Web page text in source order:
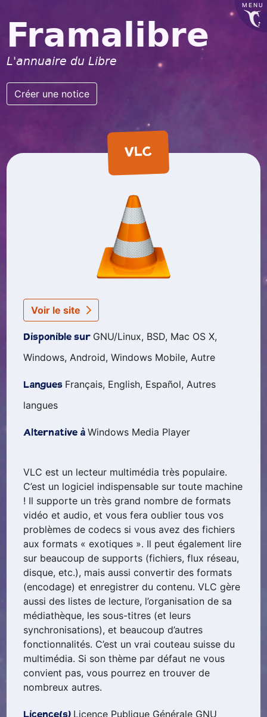
MENU
Framalibre
L'annuaire du Libre
Créer une notice
VLC
Voir le site
Disponible sur GNU/Linux, BSD, Mac OS X,
Windows, Android, Windows Mobile, Autre
Langues Français, English, Español, Autres
langues
Alternative à Windows Media Player
VLC est un lecteur multimédia très populaire.
C’est un logiciel indispensable sur toute machine
! Il supporte un très grand nombre de formats
vidéo et audio, et vous fera oublier tous vos
problèmes de codecs si vous avez des fichiers
aux formats « exotiques ». Il peut également lire
sur beaucoup de supports (fichiers, flux réseau,
disque, etc.), mais aussi convertir des formats
(encodage) et enregistrer du contenu. VLC gère
aussi des listes de lecture, l’organisation de sa
médiathèque, les sous-titres (et leurs
synchronisations), et beaucoup d’autres
fonctionnalités. C’est un vrai couteau suisse du
multimédia. Si son thème par défaut ne vous
convient pas, vous pourrez en trouver de
nombreux autres.
Licence Publique Générale GNU